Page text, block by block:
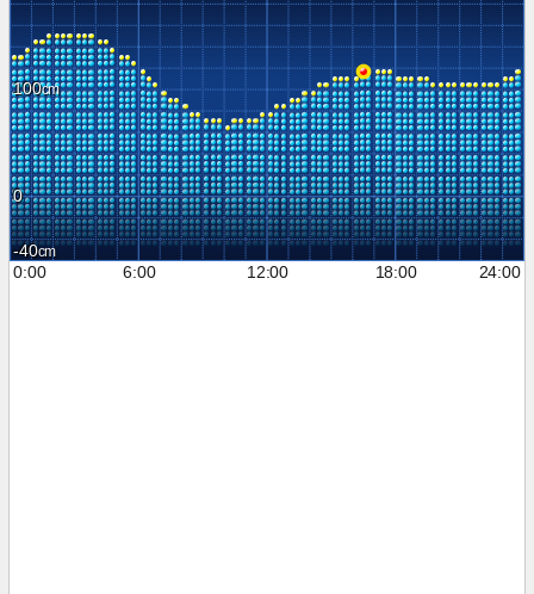
100
0
-40
0:00
6:00 12:00 18:00 24:00